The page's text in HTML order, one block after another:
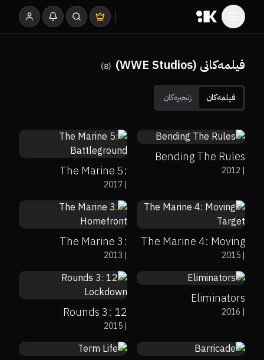
فیلمەکانی (WWE Studios) (
8
)
فیلمەکان زنجیرەکان 4.8
Bending The Rules
|
2012
The Marine 5:
Battleground|
2017
The Marine 4: Moving
Target|
2015
4.8
The Marine 3:
Homefront|
2013
5.6
38%
Eliminators
|
2016
5.2
12 Rounds 3:
Lockdown|
2015
4.5
5.5
0%
23%